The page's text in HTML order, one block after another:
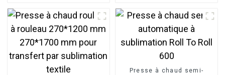
personnalisés
film d'étiquettes cristal UV
Presse à chaud semi-